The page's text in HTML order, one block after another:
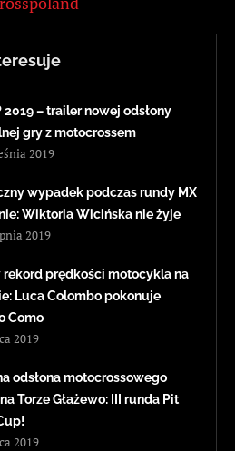
2019 – trailer nowej odsłony
gry z motocrossem
2019
wypadek podczas rundy MX
Wiktoria Wicińska nie żyje
2019
rekord prędkości motocykla na
Luca Colombo pokonuje
Como
2019
odsłona motocrossowego
Torze Głażewo: III runda Pit
2019